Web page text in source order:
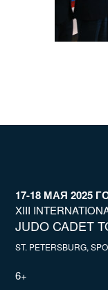
17-18 МАЯ 2025
XIII
JUDO CADET
ST. PETERSBURG,
6+